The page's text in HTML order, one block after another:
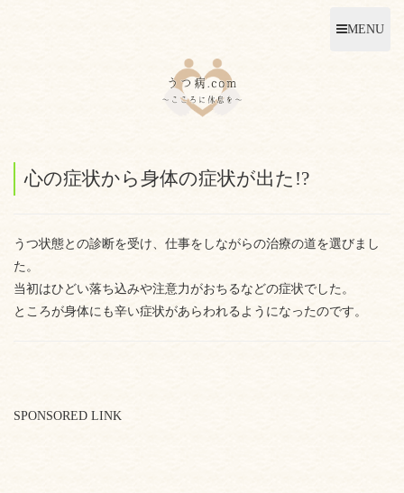
MENU
心の症状から身体の症状が出た!?
うつ状態との診断を受け、仕事をしながらの治療の道を選びまし
た。
当初はひどい落ち込みや注意力がおちるなどの症状でした。
ところが身体にも辛い症状があらわれるようになったのです。
SPONSORED LINK